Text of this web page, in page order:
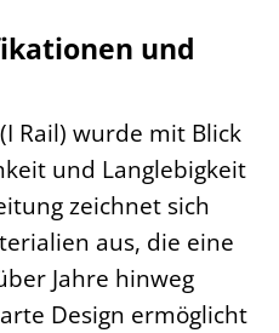
und
Rail) wurde mit Blick
und Langlebigkeit
zeichnet sich
aus, die eine
Jahre hinweg
Design ermöglicht